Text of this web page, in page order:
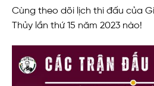
Cùng theo dõi lịch thi đấu của
Thủy lần thứ 15 năm 2023 nào!